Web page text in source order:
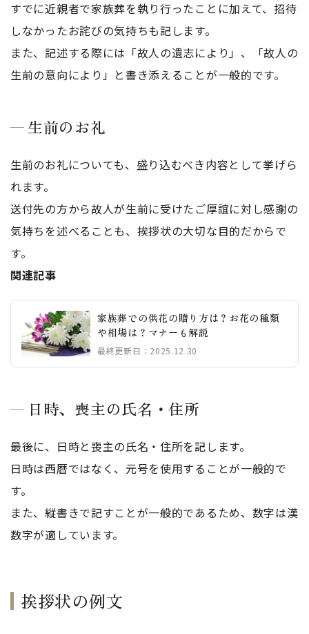
すでに近親者で家族葬を執り行ったことに加えて、招待
しなかったお詫びの気持ちも記します。
また、記述する際には「故人の遺志により」、「故人の
生前の意向により」と書き添えることが一般的です。
生前のお礼
生前のお礼についても、盛り込むべき内容として挙げら
れます。
送付先の方から故人が生前に受けたご厚誼に対し感謝の
気持ちを述べることも、挨拶状の大切な目的だからで
す。
関連記事
家族葬での供花の贈り方は？お花の種類
や相場は？マナーも解説
最終更新日：2025.12.30
日時、喪主の氏名・住所
最後に、日時と喪主の氏名・住所を記します。
日時は西暦ではなく、元号を使用することが一般的で
す。
また、縦書きで記すことが一般的であるため、数字は漢
数字が適しています。
挨拶状の例文